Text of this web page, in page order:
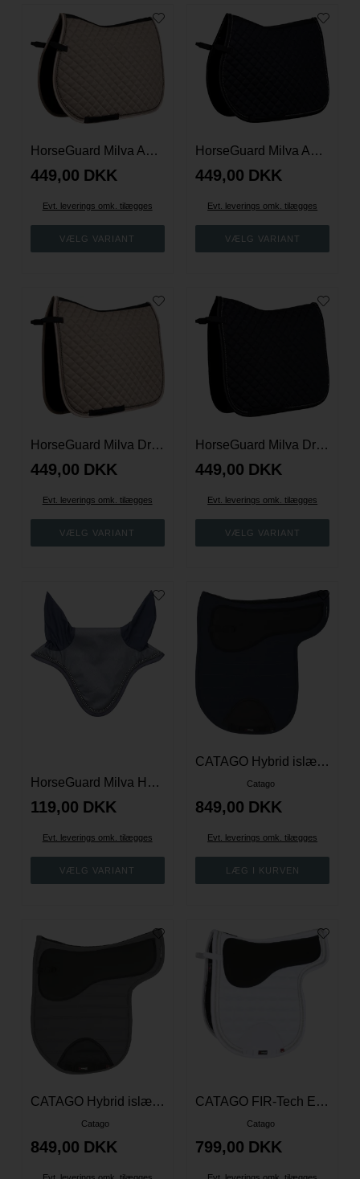
HorseGuard Milva AP sadelunderlag
449,00 DKK
Evt. leverings omk. tilægges
HorseGuard Milva AP sadelunderlag - Navy
449,00 DKK
Evt. leverings omk. tilægges
HorseGuard Milva Dressur sadelunderlag - Asphalt
449,00 DKK
Evt. leverings omk. tilægges
HorseGuard Milva Dressur sadelunderlag - Navy
449,00 DKK
Evt. leverings omk. tilægges
HorseGuard Milva Hut - Asphalt
119,00 DKK
Evt. leverings omk. tilægges
CATAGO Hybrid islænder underlag med neopren - Navy
Catago
849,00 DKK
Evt. leverings omk. tilægges
CATAGO Hybrid islænder underlag med neopren - Grå
Catago
849,00 DKK
CATAGO FIR-Tech Elegant islænder underlag med neopren - Hvid
Catago
799,00 DKK